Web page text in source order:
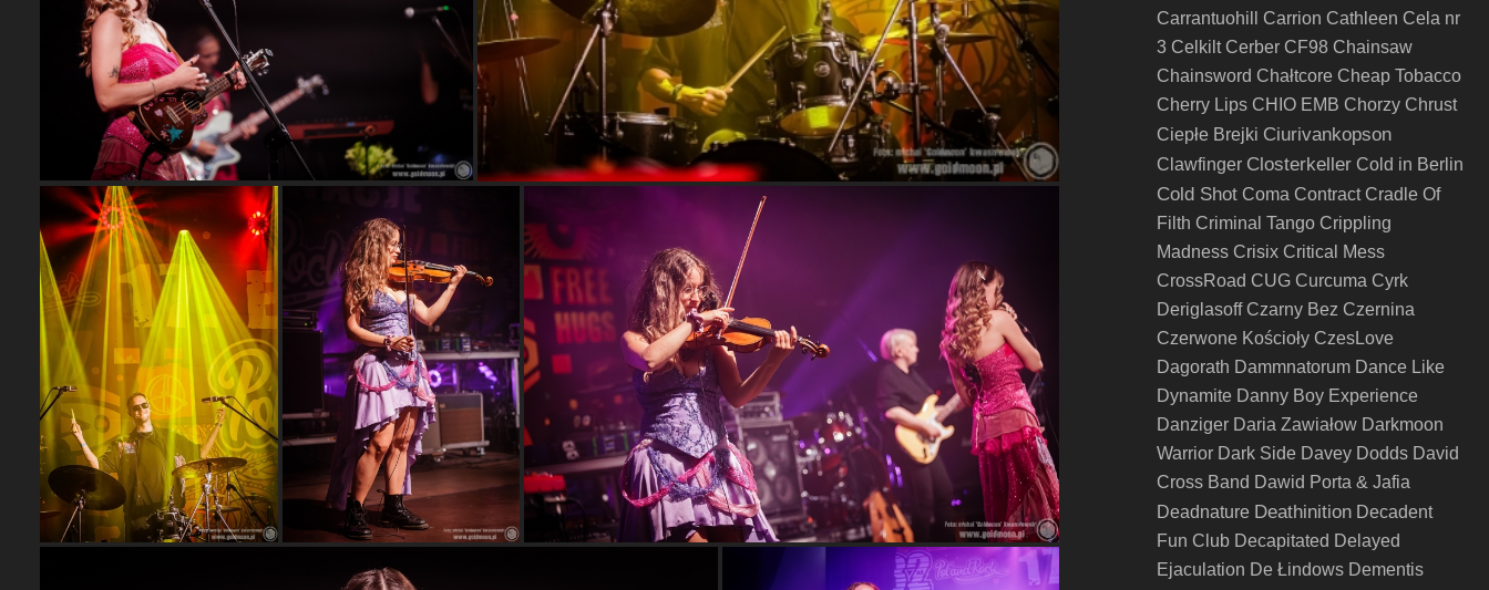
Carrantuohill
Carrion Cathleen Cela nr
3 Celkilt Cerber CF98 Chainsaw
Chainsword Chałtcore Cheap Tobacco
Cherry Lips CHIO EMB Chorzy Chrust
Ciepłe Brejki Ciurivankopson
Clawfinger Closterkeller Cold in Berlin
Cold Shot Coma Contract Cradle Of
Filth Criminal Tango Crippling
Madness Crisix Critical Mess
CrossRoad CUG Curcuma Cyrk
Deriglasoff Czarny Bez Czernina
Czerwone Kościoły CzesLove
Dagorath Dammnatorum Dance Like
Dynamite Danny Boy Experience
Danziger Daria Zawiałow Darkmoon
Warrior Dark Side Davey Dodds David
Cross Band Dawid Porta & Jafia
Deadnature Deathinition Decadent
Fun Club Decapitated Delayed
Ejaculation De Łindows Dementis